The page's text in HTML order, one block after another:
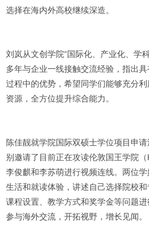
选择在海内外高校继续深造。
刘岚从文创学院“国际化、产业化、学
多年与企业一线接触交流经验，指出
过程中的优势，希望同学们能够充分
资源，全方位提升综合能力。
陈佳靓就学院国际双硕士学位项目申
别邀请了目前正在攻读伦敦国王学院
李俊麒和李苏萌进行视频连线。两位
生活和就读体验，讲述自己选择院校
课程设置、教学方式和奖学金等问题
参与海外交流，开拓视野，增长见闻。